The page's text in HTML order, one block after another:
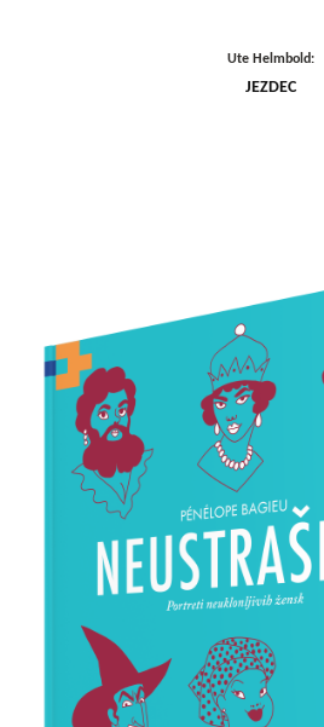
Ute Helmbold:
JEZDEC